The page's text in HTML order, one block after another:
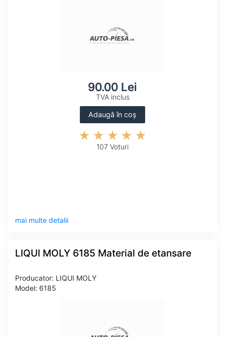
90.00 Lei
TVA inclus
Adaugă în coș
107 Voturi
mai multe detalii
LIQUI MOLY 6185 Material de etansare
Producator: LIQUI MOLY
Model: 6185